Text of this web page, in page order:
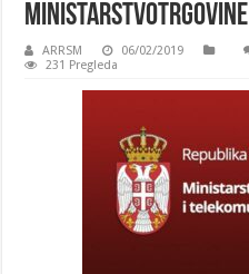
ministarstvoTrgovine
ARRSM 06/02/2019
231 Pregleda